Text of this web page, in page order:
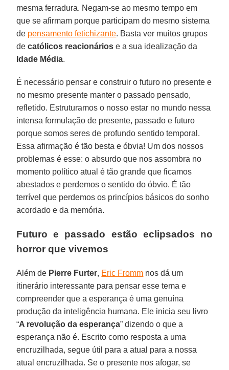
mesma ferradura. Negam-se ao mesmo tempo em
que se afirmam porque participam do mesmo sistema
de pensamento fetichizante. Basta ver muitos grupos
decatólicos reacionários e a sua idealização da
Idade Média.
É necessário pensar e construir o futuro no presente e
no mesmo presente manter o passado pensado,
refletido. Estruturamos o nosso estar no mundo nessa
intensa formulação de presente, passado e futuro
porque somos seres de profundo sentido temporal.
Essa afirmação é tão besta e óbvia! Um dos nossos
problemas é esse: o absurdo que nos assombra no
momento político atual é tão grande que ficamos
abestados e perdemos o sentido do óbvio. É tão
terrível que perdemos os princípios básicos do sonho
acordado e da memória.
Futuro e passado estão eclipsados no
horror que vivemos
Além de Pierre Furter, Eric Fromm nos dá um
itinerário interessante para pensar esse tema e
compreender que a esperança é uma genuína
produção da inteligência humana. Ele inicia seu livro
“A revolução da esperança” dizendo o que a
esperança não é. Escrito como resposta a uma
encruzilhada, segue útil para a atual para a nossa
atual encruzilhada. Se o presente nos afogar, se